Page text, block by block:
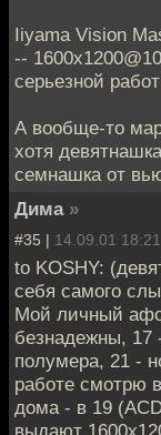
Iiyama Vision
--
серьезной
А вообще-то
хотя
семнашка от
Дима »
#35 | 14.09.01 18:21
to KOSHY:
себя самого
Мой личный
безнадежны,
полумера, 21 -
работе смотрю
дома - в 19
выдают